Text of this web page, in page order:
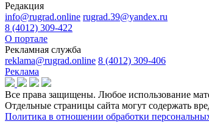
Редакция
info@rugrad.online rugrad.39@yandex.ru
8 (4012) 309-422
О портале
Рекламная служба
reklama@rugrad.online 8 (4012) 309-406
Реклама
Все права защищены. Любое использование
Отдельные страницы сайта могут содержать
Политика в отношении обработки